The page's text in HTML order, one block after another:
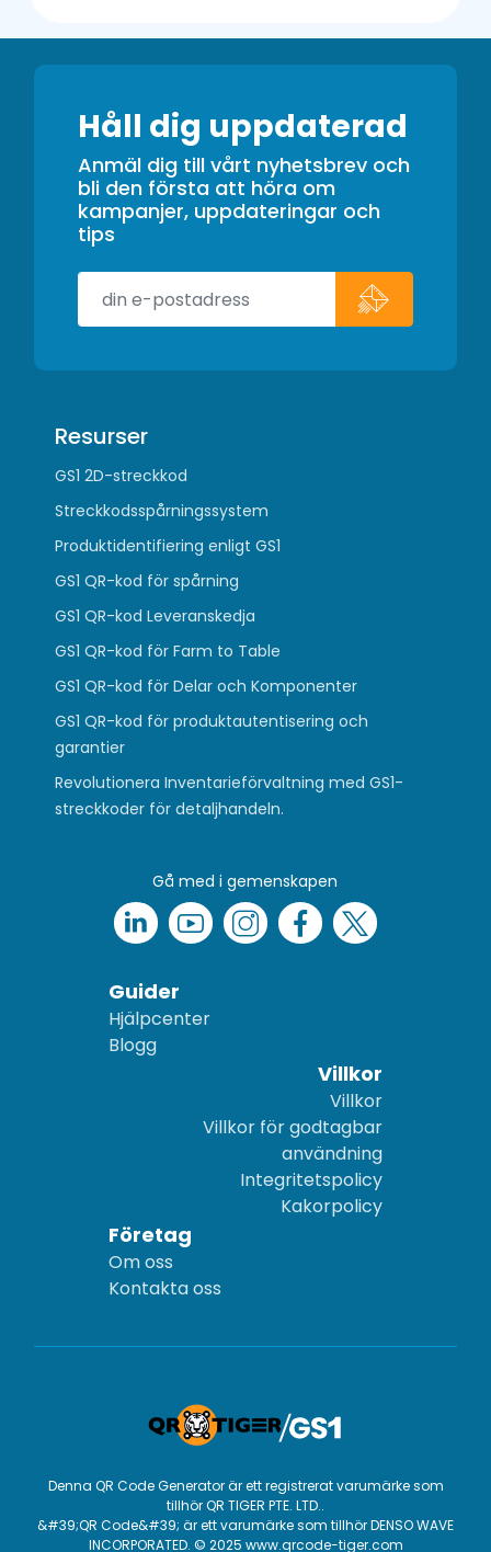
Håll dig uppdaterad
Anmäl dig till vårt nyhetsbrev och
bli den första att höra om
kampanjer, uppdateringar och
tips
Resurser
GS1 2D-streckkod
Streckkodsspårningssystem
Produktidentifiering enligt GS1
GS1 QR-kod för spårning
GS1 QR-kod Leveranskedja
GS1 QR-kod för Farm to Table
GS1 QR-kod för Delar och Komponenter
GS1 QR-kod för produktautentisering och
garantier
Revolutionera Inventarieförvaltning med GS1-
streckkoder för detaljhandeln.
Gå med i gemenskapen
Guider
Hjälpcenter
Blogg
Villkor
Villkor
Villkor för godtagbar
användning
Integritetspolicy
Kakorpolicy
Företag
Om oss
Kontakta oss
Denna QR Code Generator är ett registrerat varumärke som
tillhör QR TIGER PTE. LTD..
&#39;QR Code&#39; är ett varumärke som tillhör DENSO WAVE
INCORPORATED. © 2025 www.qrcode-tiger.com